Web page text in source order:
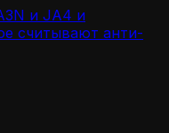
и JA4 и
считывают анти-